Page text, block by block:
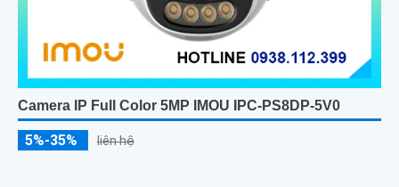
Camera IP Full Color 5MP IMOU IPC-PS8DP-5V0
5%-35% liên hệ